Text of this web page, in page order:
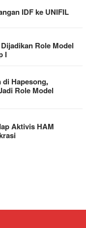
IDF ke UNIFIL
Role Model
I
Hapesong,
Role Model
Aktivis HAM